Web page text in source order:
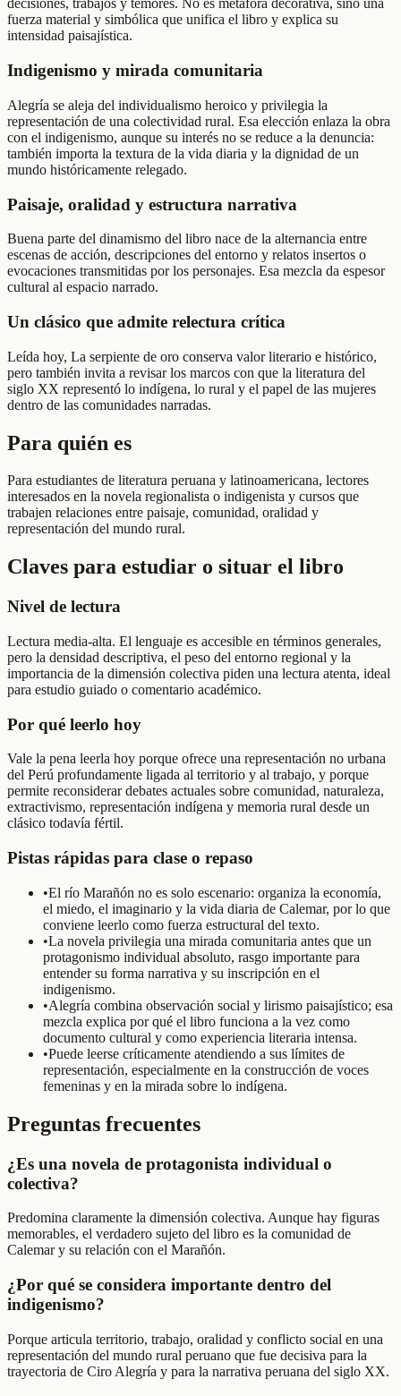
decisiones, trabajos y temores. No es metáfora decorativa, sino una
fuerza material y simbólica que unifica el libro y explica su
intensidad paisajística.
Indigenismo y mirada comunitaria
Alegría se aleja del individualismo heroico y privilegia la
representación de una colectividad rural. Esa elección enlaza la obra
con el indigenismo, aunque su interés no se reduce a la denuncia:
también importa la textura de la vida diaria y la dignidad de un
mundo históricamente relegado.
Paisaje, oralidad y estructura narrativa
Buena parte del dinamismo del libro nace de la alternancia entre
escenas de acción, descripciones del entorno y relatos insertos o
evocaciones transmitidas por los personajes. Esa mezcla da espesor
cultural al espacio narrado.
Un clásico que admite relectura crítica
Leída hoy, La serpiente de oro conserva valor literario e histórico,
pero también invita a revisar los marcos con que la literatura del
siglo XX representó lo indígena, lo rural y el papel de las mujeres
dentro de las comunidades narradas.
Para quién es
Para estudiantes de literatura peruana y latinoamericana, lectores
interesados en la novela regionalista o indigenista y cursos que
trabajen relaciones entre paisaje, comunidad, oralidad y
representación del mundo rural.
Claves para estudiar o situar el libro
Nivel de lectura
Lectura media-alta. El lenguaje es accesible en términos generales,
pero la densidad descriptiva, el peso del entorno regional y la
importancia de la dimensión colectiva piden una lectura atenta, ideal
para estudio guiado o comentario académico.
Por qué leerlo hoy
Vale la pena leerla hoy porque ofrece una representación no urbana
del Perú profundamente ligada al territorio y al trabajo, y porque
permite reconsiderar debates actuales sobre comunidad, naturaleza,
extractivismo, representación indígena y memoria rural desde un
clásico todavía fértil.
Pistas rápidas para clase o repaso
•El río Marañón no es solo escenario: organiza la economía,
el miedo, el imaginario y la vida diaria de Calemar, por lo que
conviene leerlo como fuerza estructural del texto.
•La novela privilegia una mirada comunitaria antes que un
protagonismo individual absoluto, rasgo importante para
entender su forma narrativa y su inscripción en el
indigenismo.
•Alegría combina observación social y lirismo paisajístico; esa
mezcla explica por qué el libro funciona a la vez como
documento cultural y como experiencia literaria intensa.
•Puede leerse críticamente atendiendo a sus límites de
representación, especialmente en la construcción de voces
femeninas y en la mirada sobre lo indígena.
Preguntas frecuentes
¿Es una novela de protagonista individual o
colectiva?
Predomina claramente la dimensión colectiva. Aunque hay figuras
memorables, el verdadero sujeto del libro es la comunidad de
Calemar y su relación con el Marañón.
¿Por qué se considera importante dentro del
indigenismo?
Porque articula territorio, trabajo, oralidad y conflicto social en una
representación del mundo rural peruano que fue decisiva para la
trayectoria de Ciro Alegría y para la narrativa peruana del siglo XX.